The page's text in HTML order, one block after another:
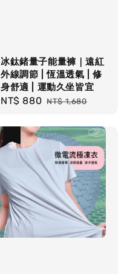
冰鈦鍺量子能量褲｜遠紅
外線調節 | 恆溫透氣 | 修
身舒適 | 運動久坐皆宜
Sale
NT$ 880 Regular
NT$ 1,680